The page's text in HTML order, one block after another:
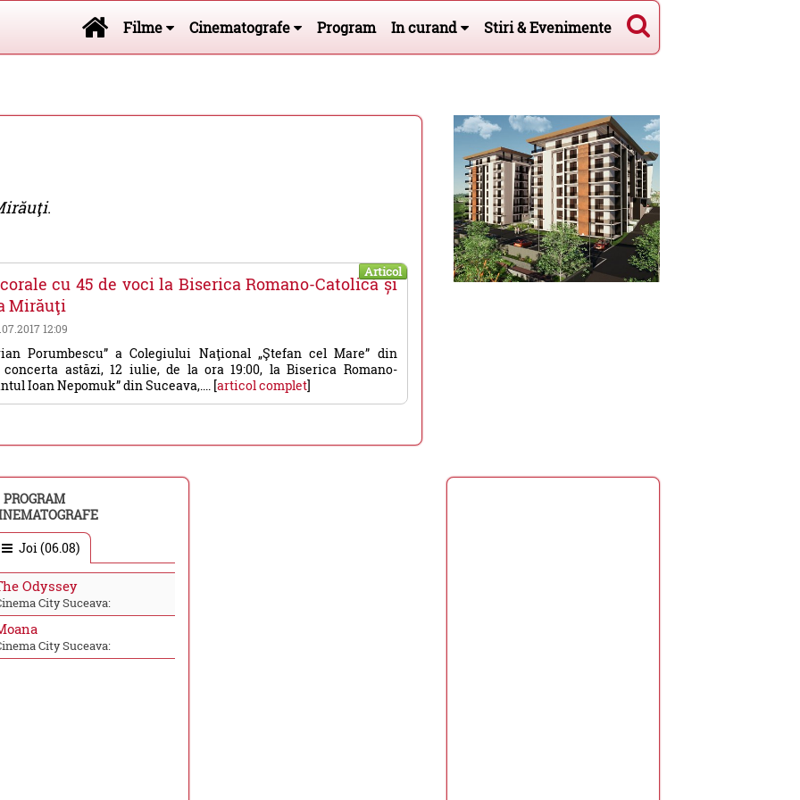
Filme Cinematografe Program In curand Stiri & Evenimente
.
Articol
cu 45 de voci la Biserica Romano-Catolică și
Mirăuţi
12:09
Porumbescu” a Colegiului Naţional „Ştefan cel Mare” din
concerta astăzi, 12 iulie, de la ora 19:00, la Biserica Romano-
Ioan Nepomuk” din Suceava,.... [articol complet]
PROGRAM
Joi (06.08)
Odyssey
City Suceava:
City Suceava: